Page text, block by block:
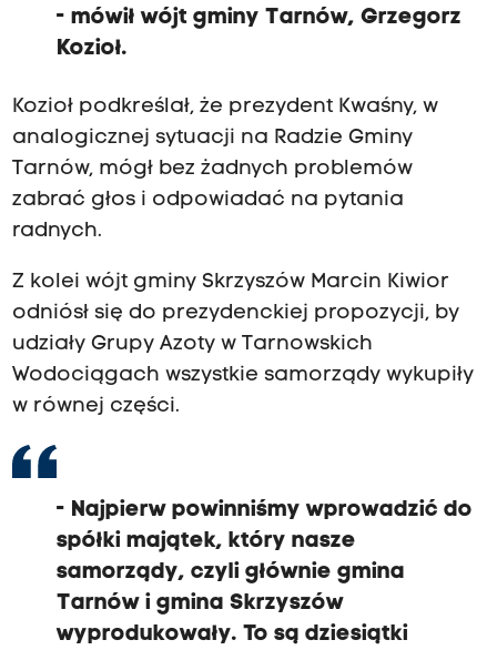
- mówił wójt gminy Tarnów, Grzegorz
Kozioł.
Kozioł podkreślał, że prezydent Kwaśny, w
analogicznej sytuacji na Radzie Gminy
Tarnów, mógł bez żadnych problemów
zabrać głos i odpowiadać na pytania
radnych.
Z kolei wójt gminy Skrzyszów Marcin Kiwior
odniósł się do prezydenckiej propozycji, by
udziały Grupy Azoty w Tarnowskich
Wodociągach wszystkie samorządy wykupiły
w równej części.
- Najpierw powinniśmy wprowadzić do
spółki majątek, który nasze
samorządy, czyli głównie gmina
Tarnów i gmina Skrzyszów
wyprodukowały. To są dziesiątki